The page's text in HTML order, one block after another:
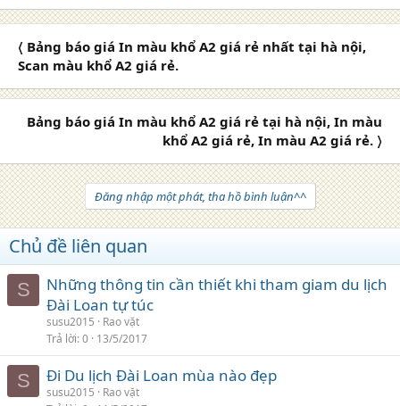
〈 Bảng báo giá In màu khổ A2 giá rẻ nhất tại hà nội,
Scan màu khổ A2 giá rẻ.
Bảng báo giá In màu khổ A2 giá rẻ tại hà nội, In màu
khổ A2 giá rẻ, In màu A2 giá rẻ. 〉
Đăng nhập một phát, tha hồ bình luận^^
Chủ đề liên quan
S
Những thông tin cần thiết khi tham giam du lịch
Đài Loan tự túc
susu2015
Rao vặt
Trả lời 0 13/5/2017
S Đi Du lịch Đài Loan mùa nào đẹp
susu2015
Rao vặt